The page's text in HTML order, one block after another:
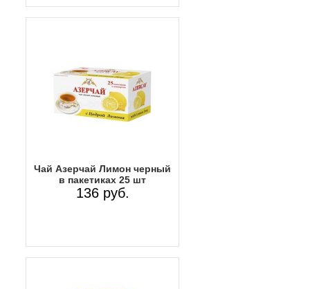
Чай Азерчай Лимон черный
в пакетиках 25 шт
136 руб.